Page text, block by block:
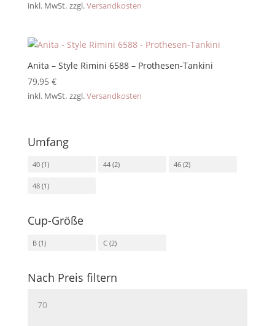
inkl. MwSt. zzgl.Versandkosten
Anita – Style Rimini 6588 – Prothesen-Tankini
79,95 €
inkl. MwSt. zzgl.Versandkosten
Umfang
40 (1) 44 (2) 46 (2)
48 (1)
Cup-Größe
B (1) C (2)
Nach Preis filtern